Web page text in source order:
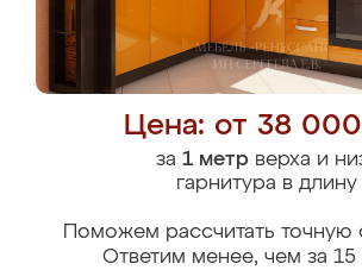
Цена: от 38
за 1 метрверха и
гарнитура в длину
Поможем рассчитать точную
Ответим менее, чем за 15